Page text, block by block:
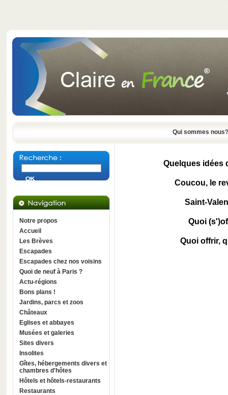
Qui sommes nous?
Notre propos
Accueil
Les Brèves
Escapades
Escapades chez nos voisins
Quoi de neuf à Paris ?
Actu-régions
Bons plans !
Jardins, parcs et zoos
Châteaux
Eglises et abbayes
Musées et galeries
Sites divers
Insolites
Gîtes, hébergements divers et
chambres d'hôtes
Hôtels et hôtels-restaurants
Restaurants
Quelques idées
Coucou, le
Saint-
Quoi
Quoi offrir,